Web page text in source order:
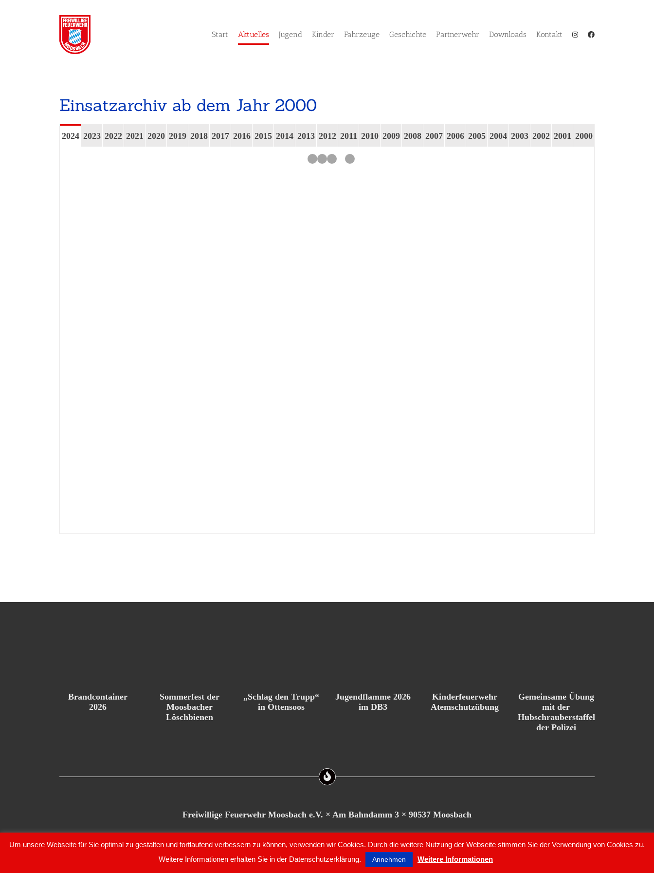
Start Aktuelles Jugend Kinder Fahrzeuge Geschichte Partnerwehr Downloads Kontakt
Einsatzarchiv ab dem Jahr 2000
2024 2023 2022 2021 2020 2019 2018 2017 2016 2015 2014 2013 2012 2011 2010 2009 2008 2007 2006 2005 2004 2003 2002 2001 2000
Brandcontainer
2026
Sommerfest der
Moosbacher
Löschbienen
„Schlag den Trupp“
in Ottensoos
Jugendflamme 2026
im DB3
Kinderfeuerwehr
Atemschutzübung
Gemeinsame Übung
mit der
Hubschrauberstaffel
der Polizei
Freiwillige Feuerwehr Moosbach e.V. × Am Bahndamm 3 × 90537 Moosbach
Um unsere Webseite für Sie optimal zu gestalten und fortlaufend verbessern zu können, verwenden wir Cookies. Durch die weitere Nutzung der Webseite stimmen Sie der Verwendung von Cookies zu.
Weitere Informationen erhalten Sie in der Datenschutzerklärung.
Annehmen Weitere Informationen